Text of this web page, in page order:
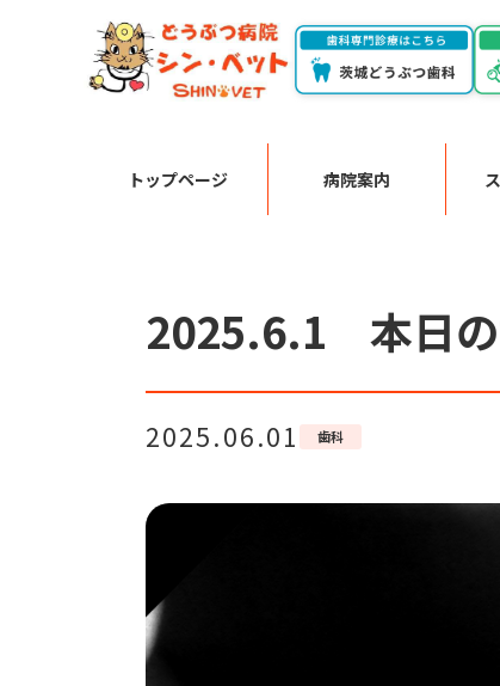
トップページ 病院案内
2025.6.1 本日の
2025.06.01 歯科